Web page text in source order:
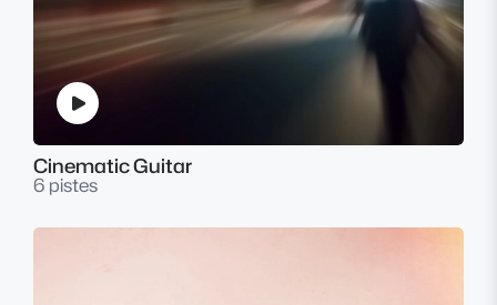
Cinematic Guitar
6 pistes